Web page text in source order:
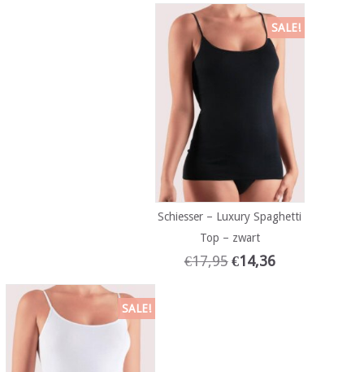
SALE!
Schiesser – Luxury Spaghetti
Top – zwart
€17,95 €14,36
SALE!